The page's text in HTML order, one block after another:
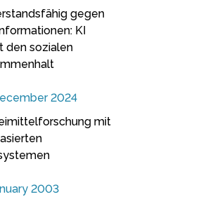
gegen
KI
den sozialen
2024
mit
2003